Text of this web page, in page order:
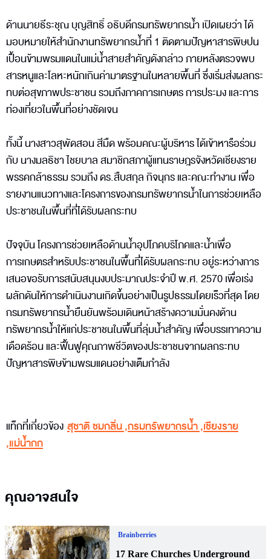
ด้านนายธีระชุณ บุญสิทธิ์ อธิบดีกรมทรัพยากรน้ำ เปิดเผยว่า ได้
มอบหมายให้สำนักงานทรัพยากรน้ำที่ 1 ติดตามปัญหาสารพิษปน
เปื้อนข้ามพรมแดนในแม่น้ำสายสำคัญดังกล่าว ภายหลังตรวจพบ
สารหนูและโลหะหนักเกินค่ามาตรฐานในหลายพื้นที่ ซึ่งเริ่มส่งผลกระ
ทบต่อสุขภาพประชาชน รวมถึงภาคการเกษตร การประมง และการ
ท่องเที่ยวในพื้นที่อย่างชัดเจน
ทั้งนี้ นางสาวสุพัดสอน สีมืด พร้อมคณะผู้บริหาร ได้เข้าหารือร่วม
กับ นางมลธิชา ไชยบาล สมาชิกสภาผู้แทนราษฎรจังหวัดเชียงราย
พรรคกล้าธรรม รวมถึง ดร.สืบสกุล กิจนุกร และคณะทำงาน เพื่อ
รายงานแนวทางและโครงการของกรมทรัพยากรน้ำในการช่วยเหลือ
ประชาชนในพื้นที่ที่ได้รับผลกระทบ
ปัจจุบัน โครงการช่วยเหลือด้านน้ำอุปโภคบริโภคและน้ำเพื่อ
การเกษตรสำหรับประชาชนในพื้นที่ได้รับผลกระทบ อยู่ระหว่างการ
เสนอขอรับการสนับสนุนงบประมาณประจำปี พ.ศ. 2570 เพื่อเร่ง
ผลักดันให้การดำเนินงานเกิดขึ้นอย่างเป็นรูปธรรมโดยเร็วที่สุด โดย
กรมทรัพยากรน้ำยืนยันพร้อมเดินหน้าสร้างความมั่นคงด้าน
ทรัพยากรน้ำให้แก่ประชาชนในพื้นที่ลุ่มน้ำสำคัญ เพื่อบรรเทาความ
เดือดร้อน และฟื้นฟูคุณภาพชีวิตของประชาชนจากผลกระทบ
ปัญหาสารพิษข้ามพรมแดนอย่างเต็มกำลัง
แท็กที่เกี่ยวข้อง สุชาติ ชมกลิ่น,กรมทรัพยากรน้ำ,เชียงราย
,แม่น้ำกก
คุณอาจสนใจ